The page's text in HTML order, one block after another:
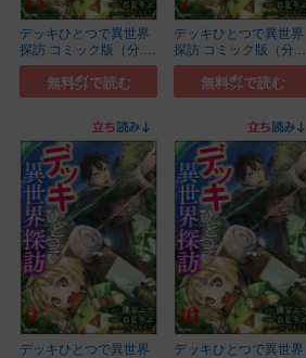
デッキひとつで異世界
探訪 コミック版（分...
(13)
無料㌽で読む
デッキひとつで異世界
探訪 コミック版（分...
(7)
無料㌽で読む
デッキひとつで異世界
デッキひとつで異世界